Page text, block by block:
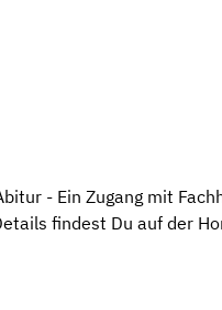
- Ein Zugang mit
findest Du auf der